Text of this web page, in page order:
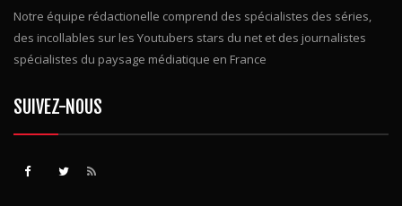
Notre équipe rédactionelle comprend des spécialistes des séries,
des incollables sur les Youtubers stars du net et des journalistes
spécialistes du paysage médiatique en France
SUIVEZ-NOUS